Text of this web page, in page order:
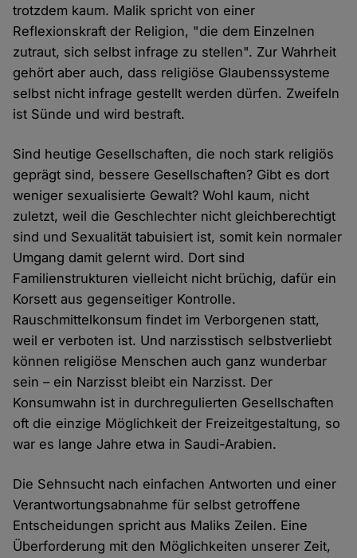
trotzdem kaum. Malik spricht von einer
Reflexionskraft der Religion, "die dem Einzelnen
zutraut, sich selbst infrage zu stellen". Zur Wahrheit
gehört aber auch, dass religiöse Glaubenssysteme
selbst nicht infrage gestellt werden dürfen. Zweifeln
ist Sünde und wird bestraft.
Sind heutige Gesellschaften, die noch stark religiös
geprägt sind, bessere Gesellschaften? Gibt es dort
weniger sexualisierte Gewalt? Wohl kaum, nicht
zuletzt, weil die Geschlechter nicht gleichberechtigt
sind und Sexualität tabuisiert ist, somit kein normaler
Umgang damit gelernt wird. Dort sind
Familienstrukturen vielleicht nicht brüchig, dafür ein
Korsett aus gegenseitiger Kontrolle.
Rauschmittelkonsum findet im Verborgenen statt,
weil er verboten ist. Und narzisstisch selbstverliebt
können religiöse Menschen auch ganz wunderbar
sein – ein Narzisst bleibt ein Narzisst. Der
Konsumwahn ist in durchregulierten Gesellschaften
oft die einzige Möglichkeit der Freizeitgestaltung, so
war es lange Jahre etwa in Saudi-Arabien.
Die Sehnsucht nach einfachen Antworten und einer
Verantwortungsabnahme für selbst getroffene
Entscheidungen spricht aus Maliks Zeilen. Eine
Überforderung mit den Möglichkeiten unserer Zeit,